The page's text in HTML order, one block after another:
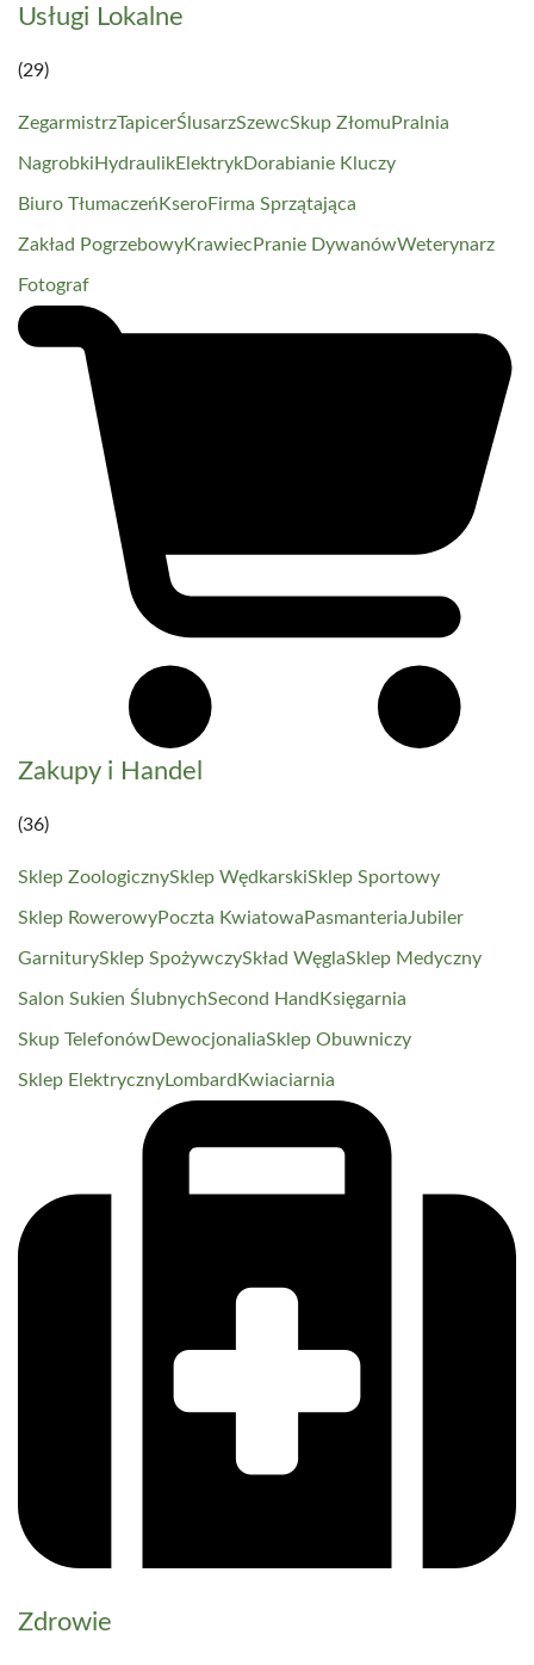
Usługi Lokalne
(29)
ZegarmistrzTapicerŚlusarzSzewcSkup Złomu Pralnia
Nagrobki HydraulikElektrykDorabianie Kluczy
Biuro Tłumaczeń KseroFirma Sprzątająca
Zakład PogrzebowyKrawiec Pranie DywanówWeterynarz
Fotograf
Zakupy i Handel
(36)
Sklep ZoologicznySklep WędkarskiSklep Sportowy
Sklep RowerowyPoczta Kwiatowa PasmanteriaJubiler
GarniturySklep SpożywczySkład WęglaSklep Medyczny
Salon Sukien ŚlubnychSecond Hand Księgarnia
Skup TelefonówDewocjonaliaSklep Obuwniczy
Sklep ElektrycznyLombard Kwiaciarnia
Zdrowie